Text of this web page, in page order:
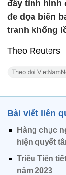
đẩy tình hình
đe dọa biến
tranh khổng
Theo Reuters
Bài viết liên
Hàng chục
hiện quyết
Triều Tiên
năm 2023